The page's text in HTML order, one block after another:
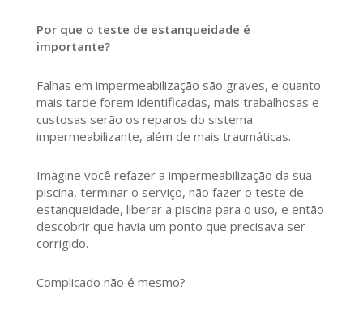
Por que o teste de estanqueidade é
importante?
Falhas em impermeabilização são graves, e quanto
mais tarde forem identificadas, mais trabalhosas e
custosas serão os reparos do sistema
impermeabilizante, além de mais traumáticas.
Imagine você refazer a impermeabilização da sua
piscina, terminar o serviço, não fazer o teste de
estanqueidade, liberar a piscina para o uso, e então
descobrir que havia um ponto que precisava ser
corrigido.
Complicado não é mesmo?